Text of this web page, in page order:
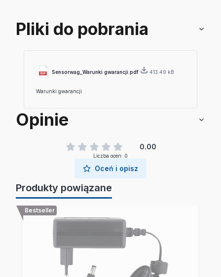
Pliki do pobrania
Sensorwag_Warunki gwarancji.pdf 413.49 kB
Warunki gwarancji
Opinie
0.00
Liczba ocen: 0
Oceń i opisz
Produkty powiązane
Bestseller